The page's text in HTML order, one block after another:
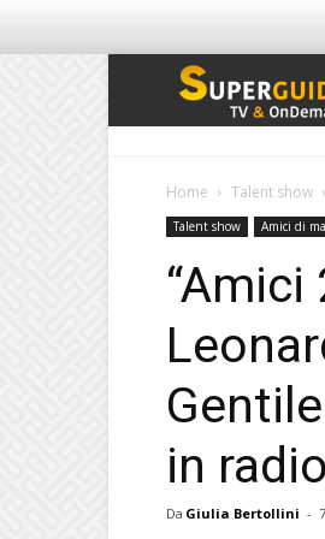
Home Talent show
Talent show Amici di
“Amici
in
Da Giulia Bertollini -